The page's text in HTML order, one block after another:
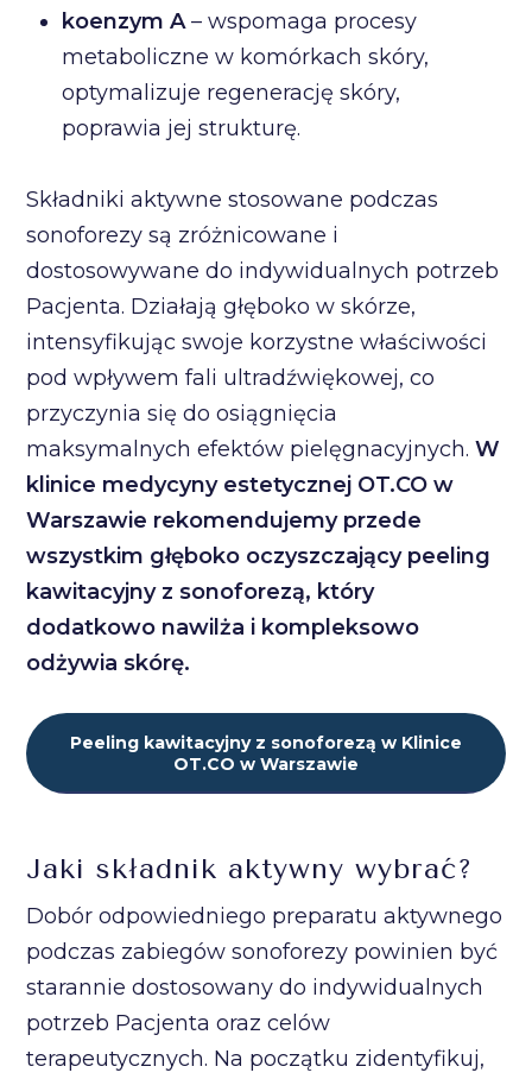
koenzym A– wspomaga procesy
metaboliczne w komórkach skóry,
optymalizuje regenerację skóry,
poprawia jej strukturę.
Składniki aktywne stosowane podczas
sonoforezy są zróżnicowane i
dostosowywane do indywidualnych potrzeb
Pacjenta. Działają głęboko w skórze,
intensyfikując swoje korzystne właściwości
pod wpływem fali ultradźwiękowej, co
przyczynia się do osiągnięcia
maksymalnych efektów pielęgnacyjnych.W
klinice medycyny estetycznej OT.CO w
Warszawie rekomendujemy przede
wszystkim głęboko oczyszczający peeling
kawitacyjny z sonoforezą, który
dodatkowo nawilża i kompleksowo
odżywia skórę.
Peeling kawitacyjny z sonoforezą w Klinice
OT.CO w Warszawie
Jaki składnik aktywny wybrać?
Dobór odpowiedniego preparatu aktywnego
podczas zabiegów sonoforezy powinien być
starannie dostosowany do indywidualnych
potrzeb Pacjenta oraz celów
terapeutycznych. Na początku zidentyfikuj,